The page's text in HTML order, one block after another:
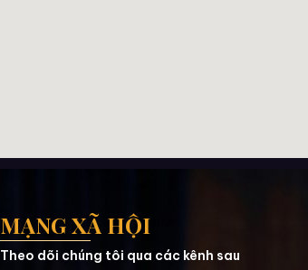
MẠNG XÃ HỘI
Theo dõi chúng tôi qua các kênh sau